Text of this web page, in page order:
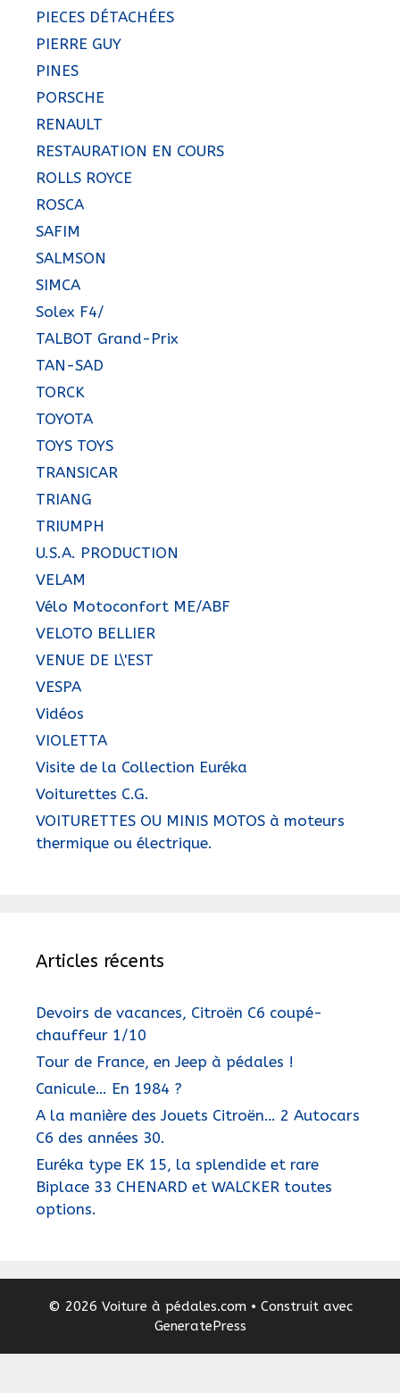
PIECES DÉTACHÉES
PIERRE GUY
PINES
PORSCHE
RENAULT
RESTAURATION EN COURS
ROLLS ROYCE
ROSCA
SAFIM
SALMSON
SIMCA
Solex F4/
TALBOT Grand-Prix
TAN-SAD
TORCK
TOYOTA
TOYS TOYS
TRANSICAR
TRIANG
TRIUMPH
U.S.A. PRODUCTION
VELAM
Vélo Motoconfort ME/ABF
VELOTO BELLIER
VENUE DE L\'EST
VESPA
Vidéos
VIOLETTA
Visite de la Collection Euréka
Voiturettes C.G.
VOITURETTES OU MINIS MOTOS à moteurs
thermique ou électrique.
Articles récents
Devoirs de vacances, Citroën C6 coupé-
chauffeur 1/10
Tour de France, en Jeep à pédales !
Canicule… En 1984 ?
A la manière des Jouets Citroën… 2 Autocars
C6 des années 30.
Euréka type EK 15, la splendide et rare
Biplace 33 CHENARD et WALCKER toutes
options.
© 2026 Voiture à pédales.com • Construit avec
GeneratePress